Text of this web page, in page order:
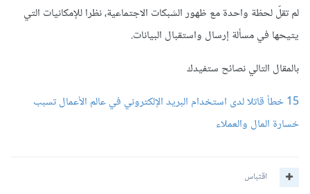
لم تقلّ لحظة واحدة مع ظهور الشبكات الاجتماعية، نظرا للإمكانيات التي
يتيحها في مسألة إرسال واستقبال البيانات.
بالمقال التالي نصائح ستفيدك
15 خطأ قاتلا لدى استخدام البريد الإلكتروني في عالم الأعمال تسبب
خسارة المال والعملاء
اقتباس